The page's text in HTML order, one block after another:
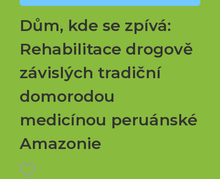
Dům, kde se zpívá:
Rehabilitace drogově
závislých tradiční
domorodou
medicínou peruánské
Amazonie